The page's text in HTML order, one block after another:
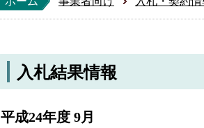
入札結果情報
平成24年度 9月